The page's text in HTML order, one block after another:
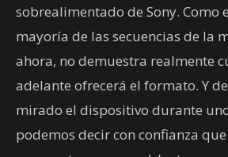
sobrealimentado de Sony. Como
mayoría de las secuencias de la
ahora, no demuestra realmente
adelante ofrecerá el formato. Y
mirado el dispositivo durante
podemos decir con confianza